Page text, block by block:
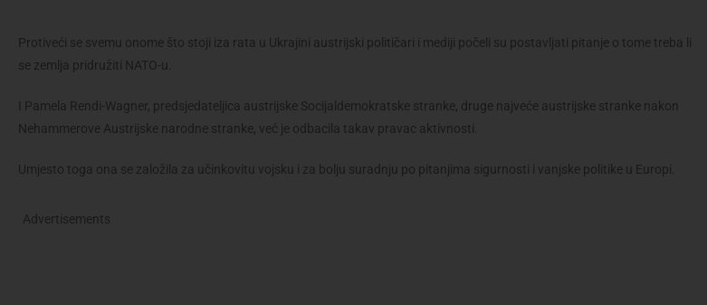
Protiveći se svemu onome što stoji iza rata u Ukrajini austrijski političari i mediji počeli su postavljati pitanje o tome treba li
se zemlja pridružiti NATO-u.
I Pamela Rendi-Wagner, predsjedateljica austrijske Socijaldemokratske stranke, druge najveće austrijske stranke nakon
Nehammerove Austrijske narodne stranke, već je odbacila takav pravac aktivnosti.
Umjesto toga ona se založila za učinkovitu vojsku i za bolju suradnju po pitanjima sigurnosti i vanjske politike u Europi.
Advertisements